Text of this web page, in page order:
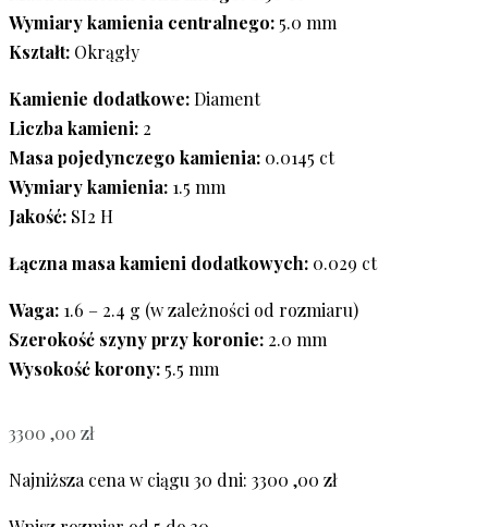
Wymiary kamienia centralnego: 5.0 mm
Kształt: Okrągły
Kamienie dodatkowe:Diament
Liczba kamieni: 2
Masa pojedynczego kamienia: 0.0145 ct
Wymiary kamienia: 1.5 mm
Jakość: SI2 H
Łączna masa kamieni dodatkowych: 0.029 ct
Waga: 1.6 – 2.4 g (w zależności od rozmiaru)
Szerokość szyny przy koronie: 2.0 mm
Wysokość korony: 5.5 mm
3300 ,00 zł
Najniższa cena w ciągu 30 dni: 3300 ,00 zł